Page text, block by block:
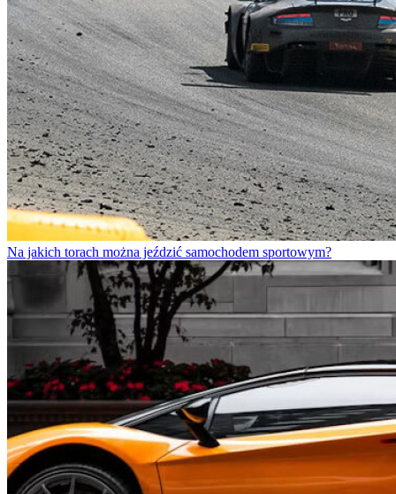
Na jakich torach można jeździć samochodem sportowym?